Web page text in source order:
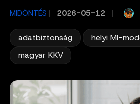
MIDÖNTÉS / 2026-05-12
adatbiztonság helyi MI-
magyar KKV